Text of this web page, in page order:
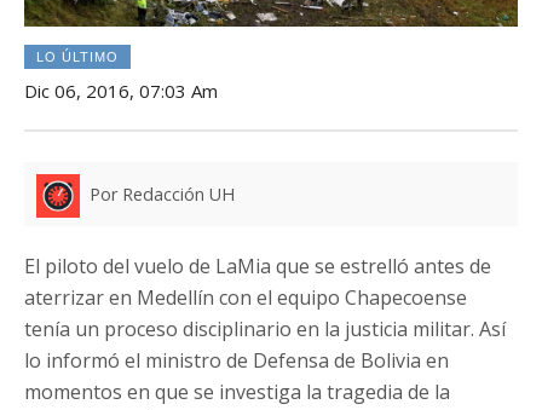
LO ÚLTIMO
Dic 06, 2016, 07:03 Am
Por Redacción UH
El piloto del vuelo de LaMia que se estrelló antes de
aterrizar en Medellín con el equipo Chapecoense
tenía un proceso disciplinario en la justicia militar. Así
lo informó el ministro de Defensa de Bolivia en
momentos en que se investiga la tragedia de la